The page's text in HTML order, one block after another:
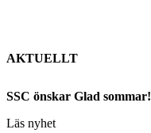
AKTUELLT
SSC önskar Glad sommar!
Läs nyhet